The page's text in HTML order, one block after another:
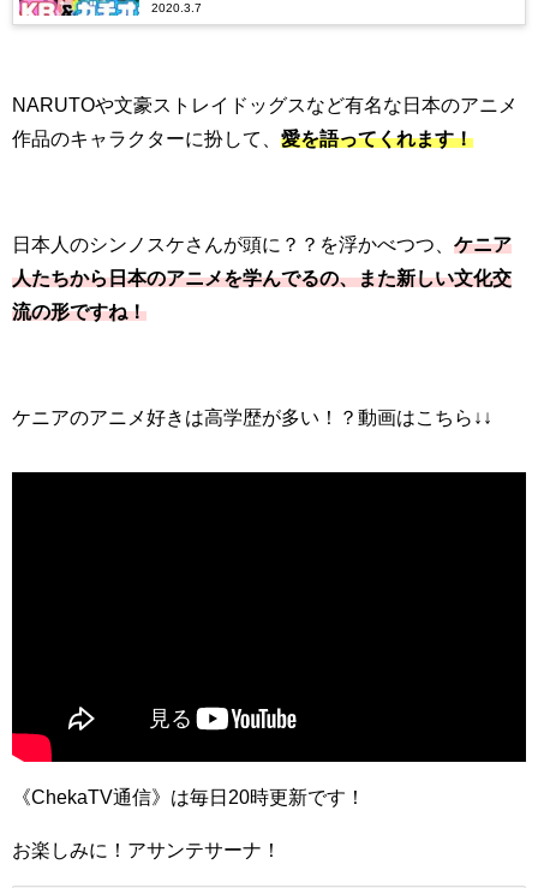
2020.3.7
NARUTOや文豪ストレイドッグスなど有名な日本のアニメ
作品のキャラクターに扮して、 愛を語ってくれます！
日本人のシンノスケさんが頭に？？を浮かべつつ、 ケニア
人たちから日本のアニメを学んでるの、また新しい文化交
流の形ですね！
ケニアのアニメ好きは高学歴が多い！？動画はこちら↓↓
《ChekaTV通信》は毎日20時更新です！
お楽しみに！アサンテサーナ！